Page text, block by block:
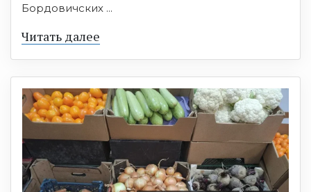
Бордовичских ...
Читать далее